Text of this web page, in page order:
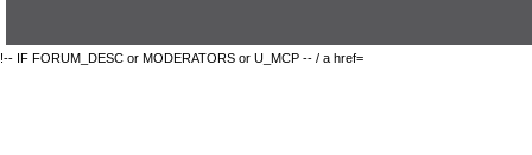
!-- IF FORUM_DESC or MODERATORS or U_MCP -- / a href=